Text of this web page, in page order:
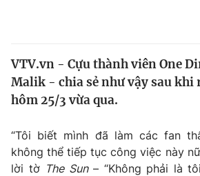
Thế giới
Tin tức
Câu chuyện quốc tế
Kinh tế
Tài chính
Thị trường
Dữ liệu và đời sống
VTV.vn - Cựu thành viên One
Malik - chia sẻ như vậy sau khi
hôm 25/3 vừa qua.
“Tôi biết mình đã làm các fan
không thể tiếp tục công việc này
lời tờ The Sun– “Không phải là